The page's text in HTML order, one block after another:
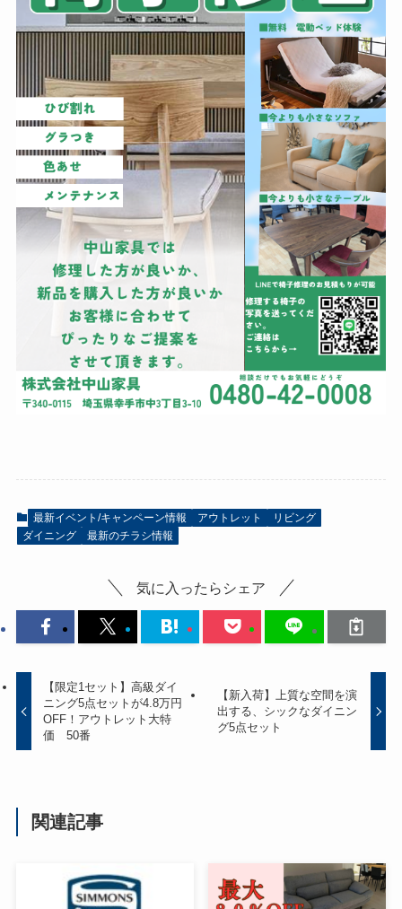
最新イベント/キャンペーン情報 アウトレット
リビング
ダイニング
最新のチラシ情報
気に入ったらシェア
【限定1セット】高級ダイ
ニング5点セットが4.8万円
OFF！アウトレット大特
価 50番
【新入荷】上質な空間を演
出する、シックなダイニン
グ5点セット
関連記事